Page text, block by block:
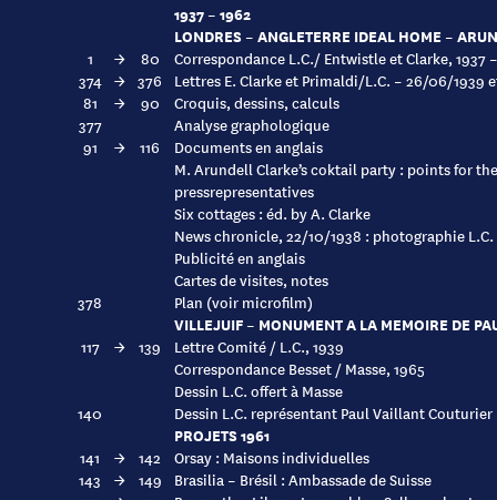
1937 – 1962
LONDRES – ANGLETERRE IDEAL HOME –
1 → 80
Correspondance L.C./ Entwistle et Clarke, 1937
374 → 376
Lettres E. Clarke et Primaldi/L.C. – 26/06/1939
81
→ 90
Croquis, dessins, calculs
377
Analyse graphologique
91
→ 116
Documents en anglais
M. Arundell Clarke’s coktail party : points for
pressrepresentatives
Six cottages : éd. by A. Clarke
News chronicle, 22/10/1938 : photographie
Publicité en anglais
Cartes de visites, notes
378
Plan (voir microfilm)
VILLEJUIF – MONUMENT A LA MEMOIRE DE
117 → 139
Lettre Comité / L.C., 1939
Correspondance Besset / Masse, 1965
Dessin L.C. offert à Masse
140
Dessin L.C. représentant Paul Vaillant Couturier
PROJETS 1961
141 → 142 Orsay : Maisons individuelles
143
→ 149
Brasilia – Brésil : Ambassade de Suisse